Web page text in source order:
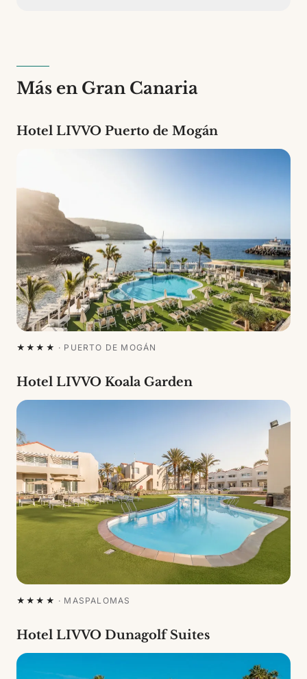
garantiza prácticas de turismo sostenible y respeto
por el entorno.
Más en Gran Canaria
Hotel LIVVO Puerto de Mogán
★★★★ · PUERTO DE MOGÁN
Hotel LIVVO Koala Garden
★★★★ · MASPALOMAS
Hotel LIVVO Dunagolf Suites